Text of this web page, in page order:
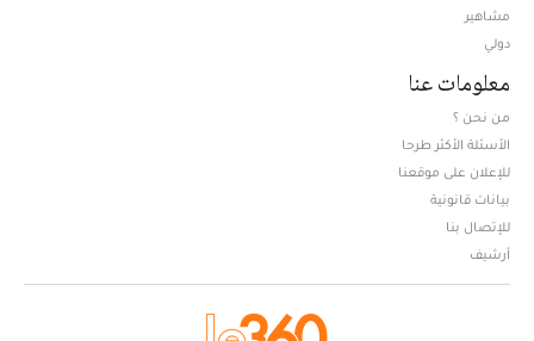
مشاهير
دولي
معلومات عنا
من نحن ؟
الأسئلة الأكثر طرحا
للإعلان على موقعنا
بيانات قانونية
للإتصال بنا
أرشيف